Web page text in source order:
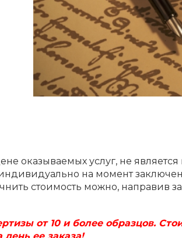
оказываемых услуг, не
на момент
стоимость можно, направив
от 10 и более образцов.